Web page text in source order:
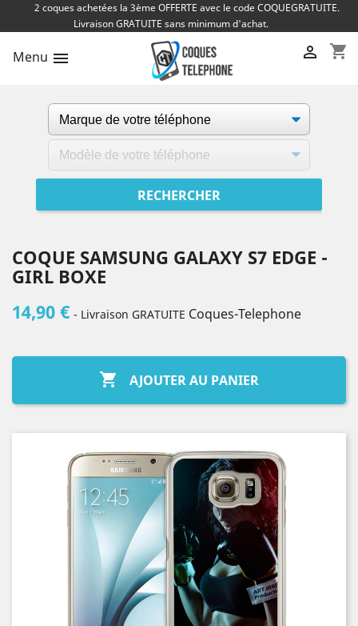
2 coques achetées la 3ème OFFERTE avec le code COQUEGRATUITE.
Livraison GRATUITE sans minimum d'achat.
Menu  shopping_cart

COQUE SAMSUNG GALAXY S7 EDGE -
GIRL BOXE
14,90 € - Livraison GRATUITE Coques-Telephone
 AJOUTER AU PANIER